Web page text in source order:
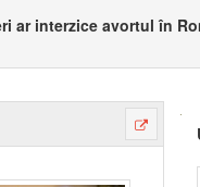
ar interzice avortul în